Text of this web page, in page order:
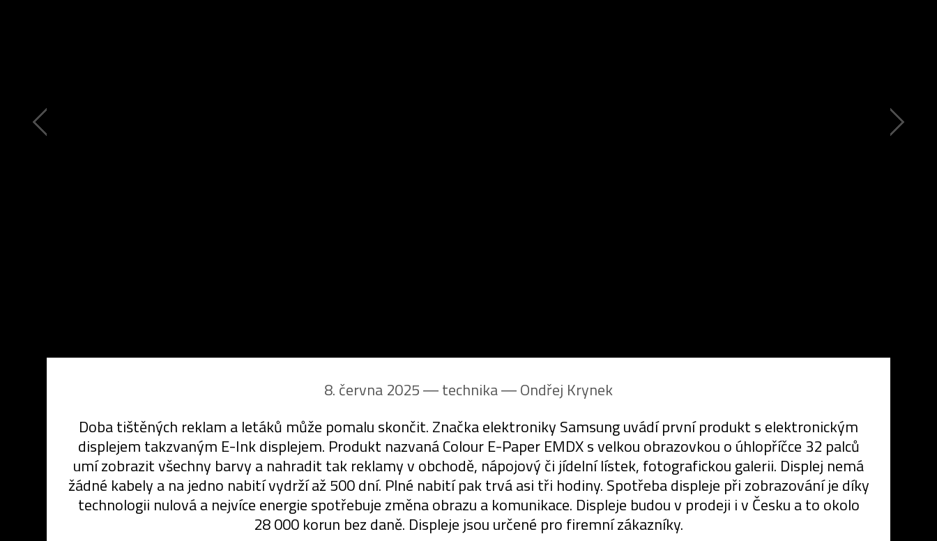
8. června 2025 ― technika ―Ondřej Krynek
Doba tištěných reklam a letáků může pomalu skončit. Značka elektroniky Samsung uvádí první produkt s elektronickým
displejem takzvaným E-Ink displejem. Produkt nazvaná Colour E-Paper EMDX s velkou obrazovkou o úhlopříčce 32 palců
umí zobrazit všechny barvy a nahradit tak reklamy v obchodě, nápojový či jídelní lístek, fotografickou galerii. Displej nemá
žádné kabely a na jedno nabití vydrží až 500 dní. Plné nabití pak trvá asi tři hodiny. Spotřeba displeje při zobrazování je díky
technologii nulová a nejvíce energie spotřebuje změna obrazu a komunikace. Displeje budou v prodeji i v Česku a to okolo
28 000 korun bez daně. Displeje jsou určené pro firemní zákazníky.